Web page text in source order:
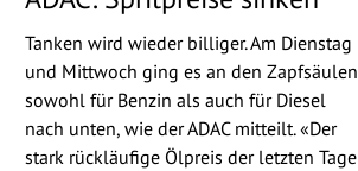
Tanken wird wieder billiger. Am Dienstag
und Mittwoch ging es an den Zapfsäulen
sowohl für Benzin als auch für Diesel
nach unten, wie der ADAC mitteilt. «Der
stark rückläufige Ölpreis der letzten Tage